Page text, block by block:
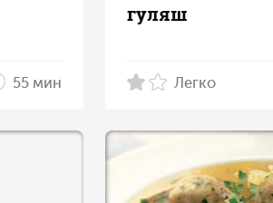
55 мин
гуляш
Легко